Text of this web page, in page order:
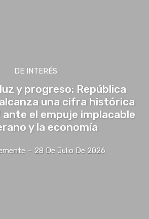
DE INTERÉS
y progreso: República
una cifra histórica
ante el empuje implacable
y la economía
- 28 De Julio De 2026